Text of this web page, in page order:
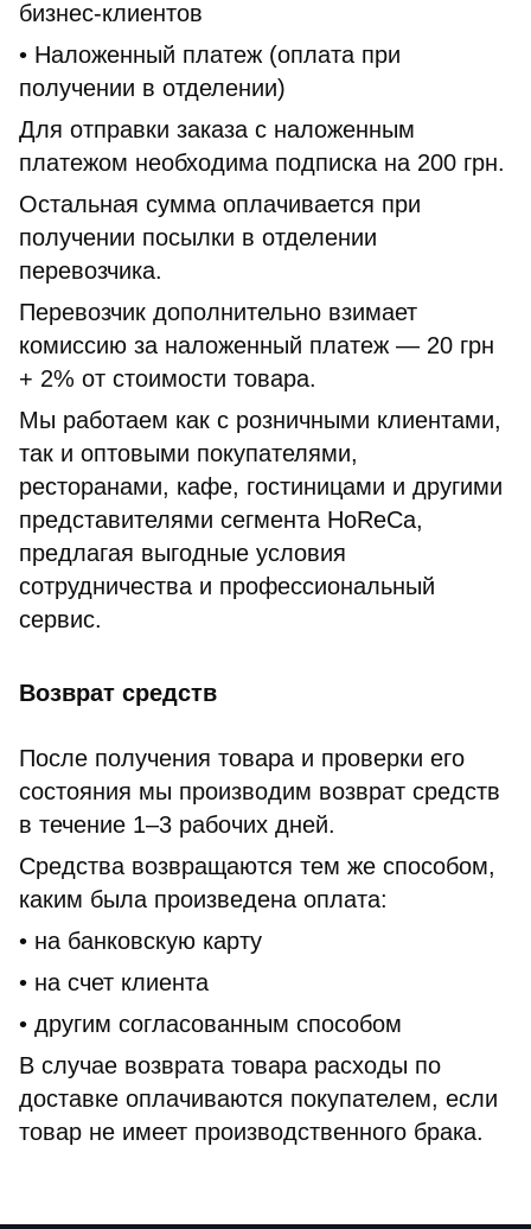
бизнес-клиентов
• Наложенный платеж (оплата при
получении в отделении)
Для отправки заказа с наложенным
платежом необходима подписка на 200 грн.
Остальная сумма оплачивается при
получении посылки в отделении
перевозчика.
Перевозчик дополнительно взимает
комиссию за наложенный платеж — 20 грн
+ 2% от стоимости товара.
Мы работаем как с розничными клиентами,
так и оптовыми покупателями,
ресторанами, кафе, гостиницами и другими
представителями сегмента HoReCa,
предлагая выгодные условия
сотрудничества и профессиональный
сервис.
Возврат средств
После получения товара и проверки его
состояния мы производим возврат средств
в течение 1–3 рабочих дней.
Средства возвращаются тем же способом,
каким была произведена оплата:
• на банковскую карту
• на счет клиента
• другим согласованным способом
В случае возврата товара расходы по
доставке оплачиваются покупателем, если
товар не имеет производственного брака.